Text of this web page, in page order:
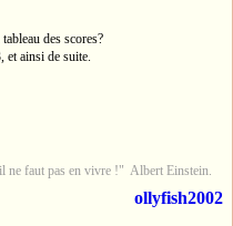
des scores?
ainsi de suite.
ne faut pas en vivre !" Albert Einstein.
ollyfish2002